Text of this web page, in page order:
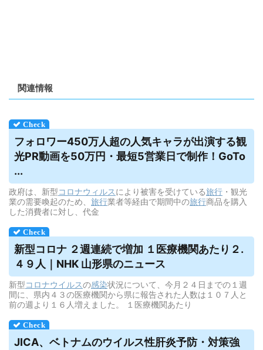
関連情報
フォロワー450万人超の人気キャラが出演する観
光PR動画を50万円・最短5営業日で制作！GoTo
...
政府は、新型コロナウィルスにより被害を受けている旅行 ・観光
業の需要喚起のため、 旅行業者等経由で期間中の旅行商品を購入
した消費者に対し、代金
新型コロナ ２週連続で増加 １医療機関あたり２.
４９人｜NHK 山形県のニュース
新型コロナウイルスの感染状況について、今月２４日までの１週
間に、県内４３の医療機関から県に報告された人数は１０７人と
前の週より１６人増えました。 １医療機関あたり
JICA、ベトナムのウイルス性肝炎予防・対策強